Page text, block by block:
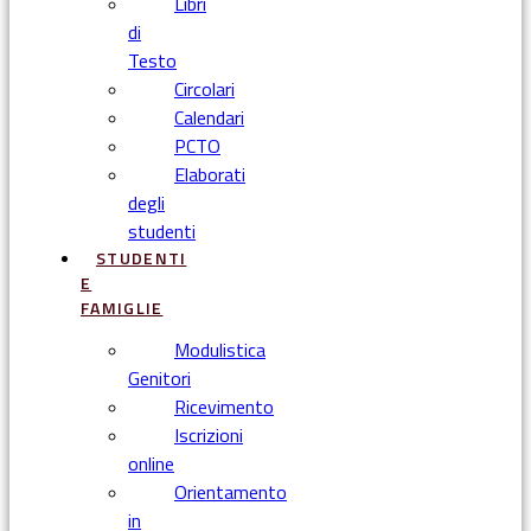
di
Testo
Circolari
Calendari
PCTO
Elaborati
degli
studenti
STUDENTI
E
FAMIGLIE
Modulistica
Genitori
Ricevimento
Iscrizioni
online
Orientamento
in